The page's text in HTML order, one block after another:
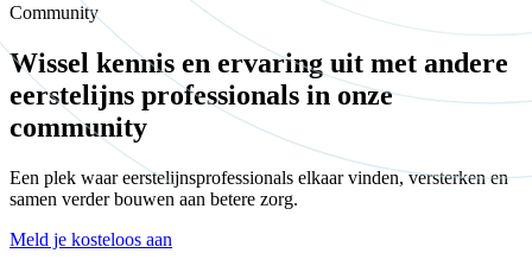
Community
Wissel kennis en ervaring uit met andere
eerstelijns professionals in onze
community
Een plek waar eerstelijnsprofessionals elkaar vinden, versterken en
samen verder bouwen aan betere zorg.
Meld je kosteloos aan